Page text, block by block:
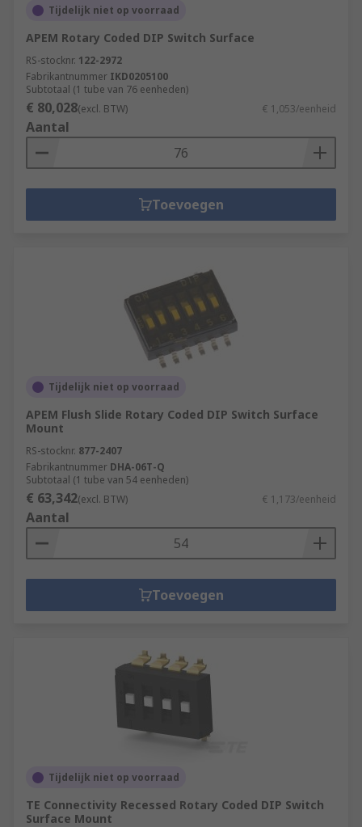
Tijdelijk niet op voorraad
APEM Rotary Coded DIP Switch Surface
RS-stocknr. 122-2972
Fabrikantnummer IKD0205100
Subtotaal (1 tube van 76 eenheden)
€ 80,028(excl. BTW) € 1,053/eenheid
Aantal
Toevoegen
Tijdelijk niet op voorraad
APEM Flush Slide Rotary Coded DIP Switch Surface
Mount
RS-stocknr. 877-2407
Fabrikantnummer DHA-06T-Q
Subtotaal (1 tube van 54 eenheden)
€ 63,342(excl. BTW) € 1,173/eenheid
Aantal
Toevoegen
Tijdelijk niet op voorraad
TE Connectivity Recessed Rotary Coded DIP Switch
Surface Mount